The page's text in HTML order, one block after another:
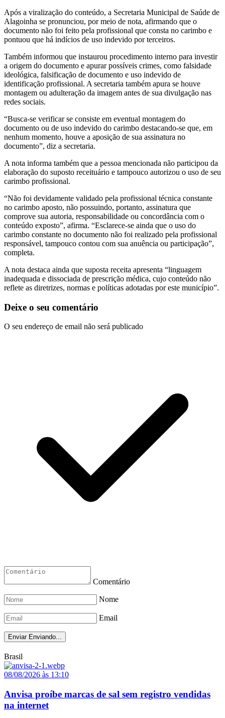
Após a viralização do conteúdo, a Secretaria Municipal de Saúde de
Alagoinha se pronunciou, por meio de nota, afirmando que o
documento não foi feito pela profissional que consta no carimbo e
pontuou que há indícios de uso indevido por terceiros.
Também informou que instaurou procedimento interno para investir
a origem do documento e apurar possíveis crimes, como falsidade
ideológica, falsificação de documento e uso indevido de
identificação profissional. A secretaria também apura se houve
montagem ou adulteração da imagem antes de sua divulgação nas
redes sociais.
“Busca-se verificar se consiste em eventual montagem do
documento ou de uso indevido do carimbo destacando-se que, em
nenhum momento, houve a aposição de sua assinatura no
documento”, diz a secretaria.
A nota informa também que a pessoa mencionada não participou da
elaboração do suposto receituário e tampouco autorizou o uso de seu
carimbo profissional.
“Não foi devidamente validado pela profissional técnica constante
no carimbo aposto, não possuindo, portanto, assinatura que
comprove sua autoria, responsabilidade ou concordância com o
conteúdo exposto”, afirma. “Esclarece-se ainda que o uso do
carimbo constante no documento não foi realizado pela profissional
responsável, tampouco contou com sua anuência ou participação”,
completa.
A nota destaca ainda que suposta receita apresenta “linguagem
inadequada e dissociada de prescrição médica, cujo conteúdo não
reflete as diretrizes, normas e políticas adotadas por este município”.
Deixe o seu comentário
O seu endereço de email não será publicado
Comentário
Nome
Email
Enviar Enviando...
Brasil
08/08/2026 às 13:10
Anvisa proíbe marcas de sal sem registro vendidas
na internet